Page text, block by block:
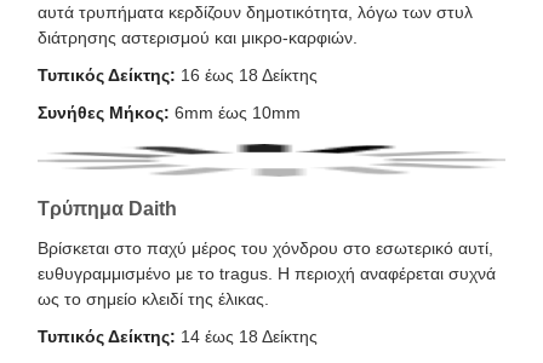
αυτά τρυπήματα κερδίζουν δημοτικότητα, λόγω των στυλ
διάτρησης αστερισμού και μικρο-καρφιών.
Τυπικός Δείκτης: 16 έως 18 Δείκτης
Συνήθες Μήκος: 6mm έως 10mm
Τρύπημα Daith
Βρίσκεται στο παχύ μέρος του χόνδρου στο εσωτερικό αυτί,
ευθυγραμμισμένο με το tragus. Η περιοχή αναφέρεται συχνά
ως το σημείο κλειδί της έλικας.
Τυπικός Δείκτης: 14 έως 18 Δείκτης